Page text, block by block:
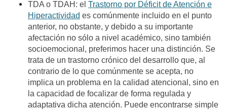
TDA o TDAH: el Trastorno por Déficit de Atención e
Hiperactividad es comúnmente incluido en el punto
anterior, no obstante, y debido a su importante
afectación no sólo a nivel académico, sino también
socioemocional, preferimos hacer una distinción. Se
trata de un trastorno crónico del desarrollo que, al
contrario de lo que comúnmente se acepta, no
implica un problema en la calidad atencional, sino en
la capacidad de focalizar de forma regulada y
adaptativa dicha atención. Puede encontrarse simple